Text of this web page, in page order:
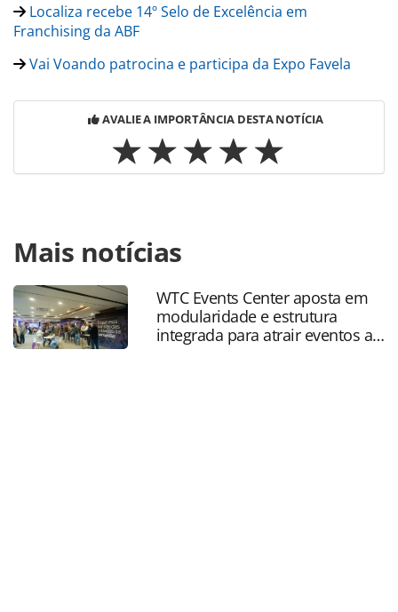
Localiza recebe 14º Selo de Excelência em
Franchising da ABF
Vai Voando patrocina e participa da Expo Favela
AVALIE A IMPORTÂNCIA DESTA NOTÍCIA
https://www.panrotas.com.br/mercado/pesquisas-e-
estatisticas/2022/05/faturamento-de-franquias-de-turismo-
tem-maior-crescimento-em-12-meses_189733.html ou as
ferramentas oferecidas na página. Todo o conteúdo
produzido pela PANROTAS Editora é protegido pela
legislação brasileira sobre direito autoral. Não reproduza o
Mais notícias
WTC Events Center aposta em
modularidade e estrutura
integrada para atrair eventos a